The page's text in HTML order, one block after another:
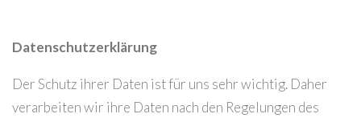
Datenschutzerklärung
Der Schutz ihrer Daten ist für uns sehr wichtig. Daher
verarbeiten wir ihre Daten nach den Regelungen des